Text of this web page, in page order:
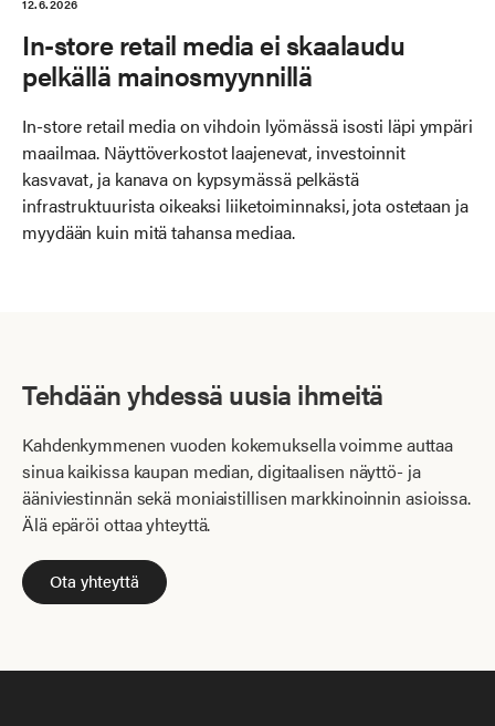
12.6.2026
In-store retail media ei skaalaudu
pelkällä mainosmyynnillä
In-store retail media on vihdoin lyömässä isosti läpi ympäri
maailmaa. Näyttöverkostot laajenevat, investoinnit
kasvavat, ja kanava on kypsymässä pelkästä
infrastruktuurista oikeaksi liiketoiminnaksi, jota ostetaan ja
myydään kuin mitä tahansa mediaa.
Tehdään yhdessä uusia ihmeitä
Kahdenkymmenen vuoden kokemuksella voimme auttaa
sinua kaikissa kaupan median, digitaalisen näyttö- ja
ääniviestinnän sekä moniaistillisen markkinoinnin asioissa.
Älä epäröi ottaa yhteyttä.
Ota yhteyttä